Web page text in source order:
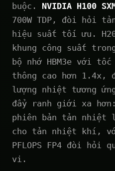
buộc. NVIDIA H100
700W TDP, đòi hỏi
hiệu suất tối ưu.
khung công suất
bộ nhớ HBM3e với tốc
thông cao hơn 1.4x,
lượng nhiệt tương
đẩy ranh giới xa hơn:
phiên bản tản nhiệt
cho tản nhiệt khí,
PFLOPS FP4 đòi
vi.